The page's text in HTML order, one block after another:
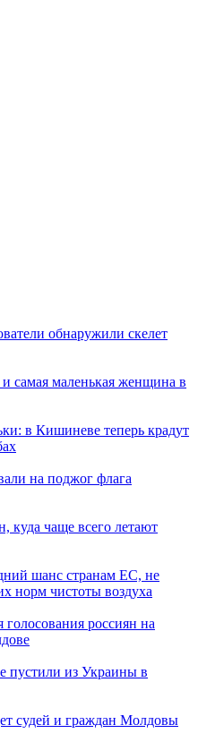
обнаружили скелет
самая маленькая женщина в
в Кишиневе теперь крадут
на поджог флага
куда чаще всего летают
шанс странам ЕС, не
норм чистоты воздуха
голосования россиян на
пустили из Украины в
судей и граждан Молдовы